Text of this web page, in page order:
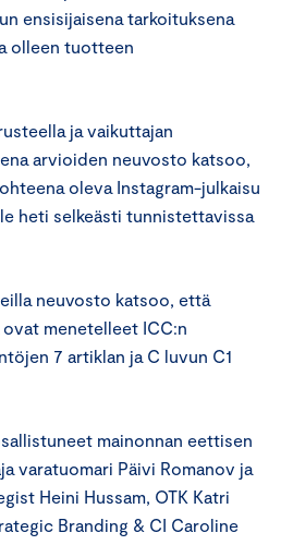
ensisijaisena tarkoituksena
olleen tuotteen
ja vaikuttajan
arvioiden neuvosto katsoo,
oleva Instagram-julkaisu
heti selkeästi tunnistettavissa
neuvosto katsoo, että
menetelleet ICC:n
7 artiklan ja C luvun C1
mainonnan eettisen
varatuomari Päivi Romanov ja
Heini Hussam, OTK Katri
Branding & CI Caroline